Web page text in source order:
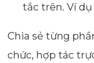
tắc trên. Ví dụ
Chia sẻ từng
chức, hợp tác